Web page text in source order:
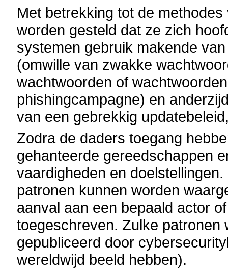
Met betrekking tot de
worden gesteld dat ze zich
systemen gebruik makende
(omwille van zwakke
wachtwoorden of
phishingcampagne) en
van een gebrekkig
Zodra de daders toegang
gehanteerde gereedschappen
vaardigheden en
patronen kunnen worden
aanval aan een bepaald actor
toegeschreven. Zulke
gepubliceerd door
wereldwijd beeld hebben).